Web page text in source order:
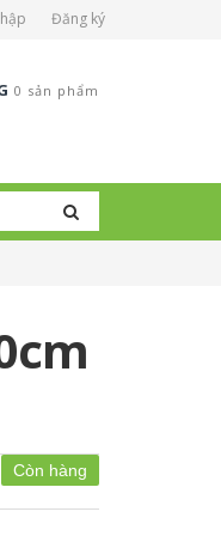
Đăng ký
0 sản phẩm
Còn hàng